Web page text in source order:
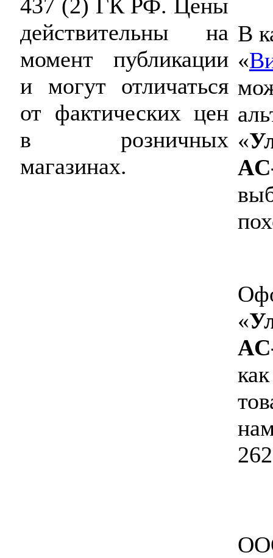
437 (2) ГК РФ. Цены
действительны на
момент публикации
и могут отличаться
от фактических цен
в розничных
магазинах.
В
«
«
«